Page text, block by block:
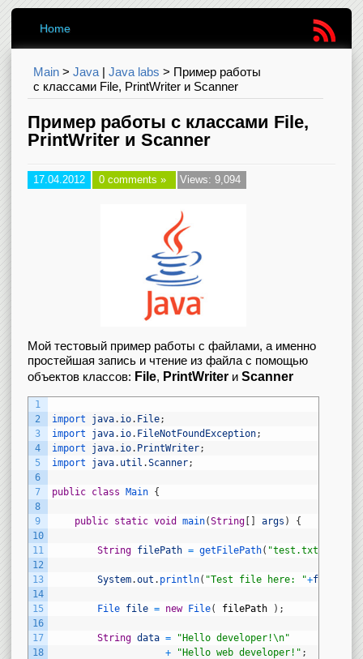
Home
Main> Java| Java labs > Пример работы
с классами File, PrintWriter и Scanner
Пример работы с классами File,
PrintWriter и Scanner
17.04.2012 0 comments » Views: 9,094
Мой тестовый пример работы с файлами, а именно
простейшая запись и чтение из файла с помощью
объектов классов: File, PrintWriterи Scanner
1
2
3
4
5
6
7
8
9
10
11
12
13
14
15
16
17
18
import java. io. File;
import
java. io. FileNotFoundException;
import
java. io. PrintWriter;
import
java. util .Scanner;
public class Main {
public static void main(String[ args ) {
String filePath = getFilePath( "test.txt"
System.out . println( "Test file here: "+filePath
File file = new File( filePath ) ;
String data =
"Hello developer!\n"
+
"Hello web developer!" ;